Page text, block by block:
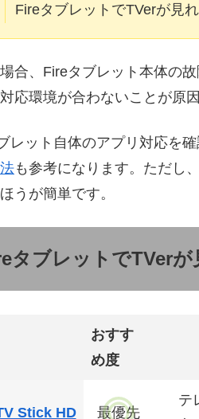
FireタブレットでTVerが見
合、Fireタブレット本体の
応環境が合わないことが原因
レット自体のアプリ対応を
も参考になります。ただし
うが簡単です。
タブレットでTVer
おすす
め度
Stick HD 最優先
テ